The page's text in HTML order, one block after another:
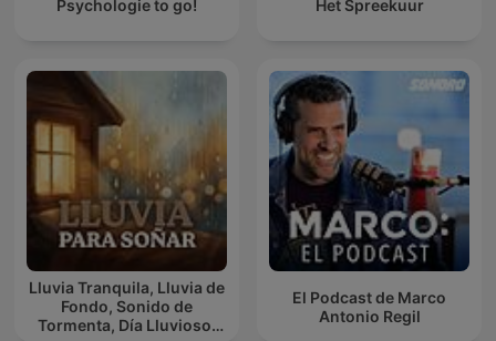
Psychologie to go! Het Spreekuur
Lluvia Tranquila, Lluvia de
Fondo, Sonido de
Tormenta, Día Lluvioso,
El Podcast de Marco
Antonio Regil